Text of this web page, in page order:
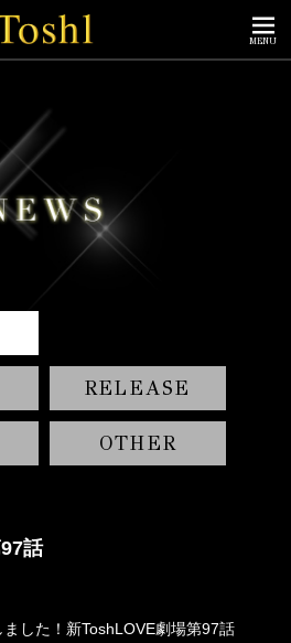
MENU
RELEASE
OTHER
話
した！新ToshLOVE劇場第97話